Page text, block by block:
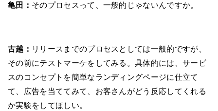
亀田： そのプロセスって、一般的じゃないんですか。
古越： リリースまでのプロセスとしては一般的ですが、
その前にテストマーケをしてみる。具体的には、サービ
スのコンセプトを簡単なランディングページに仕立て
て、広告を当ててみて、お客さんがどう反応してくれる
か実験をしてほしい。